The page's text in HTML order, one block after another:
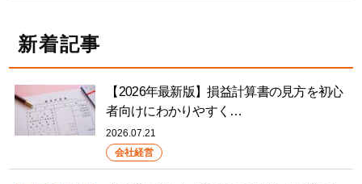
新着記事
【2026年最新版】損益計算書の見方を初心
者向けにわかりやすく…
2026.07.21
会社経営